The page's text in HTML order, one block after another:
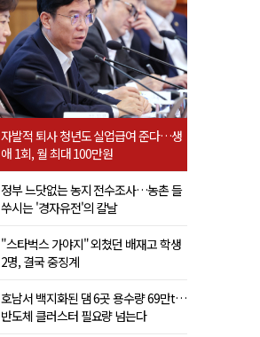
자발적 퇴사 청년도 실업급여 준다…생
애 1회, 월 최대 100만원
정부 느닷없는 농지 전수조사…농촌 들
쑤시는 '경자유전'의 칼날
"스타벅스 가야지" 외쳤던 배재고 학생
2명, 결국 중징계
호남서 백지화된 댐 6곳 용수량 69만t…
반도체 클러스터 필요량 넘는다